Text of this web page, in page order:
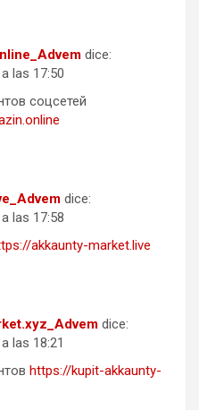
dice:
las 17:50
соцсетей
dice:
las 17:58
akkaunty-market.live
dice:
las 18:21
https://kupit-akkaunty-